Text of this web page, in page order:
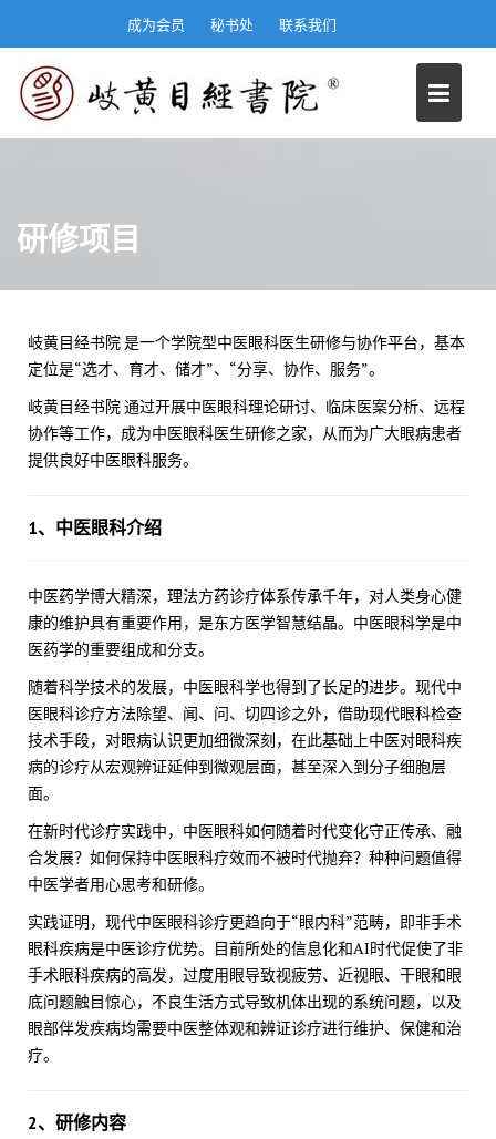
o
成为会员 秘书处 联系我们
研修项目
岐黄目经书院 是一个学院型中医眼科医生研修与协作平台，基本
定位是“选才、育才、储才”、“分享、协作、服务”。
岐黄目经书院 通过开展中医眼科理论研讨、临床医案分析、远程
协作等工作，成为中医眼科医生研修之家，从而为广大眼病患者
提供良好中医眼科服务。
1、 中医眼科介绍
中医药学博大精深，理法方药诊疗体系传承千年，对人类身心健
康的维护具有重要作用，是东方医学智慧结晶。中医眼科学是中
医药学的重要组成和分支。
随着科学技术的发展，中医眼科学也得到了长足的进步。现代中
医眼科诊疗方法除望、闻、问、切四诊之外，借助现代眼科检查
技术手段，对眼病认识更加细微深刻，在此基础上中医对眼科疾
病的诊疗从宏观辨证延伸到微观层面，甚至深入到分子细胞层
面。
在新时代诊疗实践中，中医眼科如何随着时代变化守正传承、融
合发展？如何保持中医眼科疗效而不被时代抛弃？种种问题值得
中医学者用心思考和研修。
实践证明，现代中医眼科诊疗更趋向于“眼内科”范畴，即非手术
眼科疾病是中医诊疗优势。目前所处的信息化和AI时代促使了非
手术眼科疾病的高发，过度用眼导致视疲劳、近视眼、干眼和眼
底问题触目惊心，不良生活方式导致机体出现的系统问题，以及
眼部伴发疾病均需要中医整体观和辨证诊疗进行维护、保健和治
疗。
2、 研修内容